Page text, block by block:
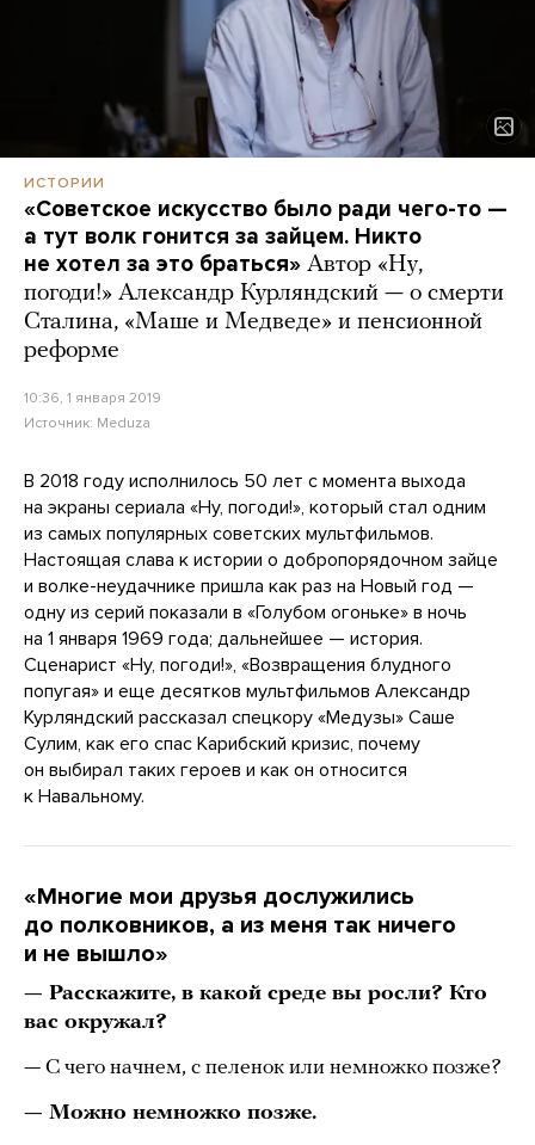
ИСТОРИИ
«Советское искусство было ради чего-то —
а тут волк гонится за зайцем. Никто
не хотел за это браться» Автор «Ну,
погоди!» Александр Курляндский — о смерти
Сталина, «Маше и Медведе» и пенсионной
реформе
10:36, 1 января 2019
Источник: Meduza
В 2018 году исполнилось 50 лет с момента выхода
на экраны сериала «Ну, погоди!», который стал одним
из самых популярных советских мультфильмов.
Настоящая слава к истории о добропорядочном зайце
и волке-неудачнике пришла как раз на Новый год —
одну из серий показали в «Голубом огоньке» в ночь
на 1 января 1969 года; дальнейшее — история.
Сценарист «Ну, погоди!», «Возвращения блудного
попугая» и еще десятков мультфильмов Александр
Курляндский рассказал спецкору «Медузы» Саше
Сулим, как его спас Карибский кризис, почему
он выбирал таких героев и как он относится
к Навальному.
«Многие мои друзья дослужились
до полковников, а из меня так ничего
и не вышло»
— Расскажите, в какой среде вы росли? Кто
вас окружал?
— С чего начнем, с пеленок или немножко позже?
— Можно немножко позже.